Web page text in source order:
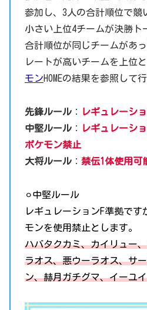
参加し、3人の合計順位で競
小さい上位4チームが決勝ト
合計順位が同じチームがあ
レートが高いチームを上位
モンHOMEの結果を参照して
先鋒ルール ：
レギュレーシ
中堅ルール ：
レギュレーシ
ポケモン禁止
大将ルール ： 禁伝1体使用可
⚪︎中堅ルール
レギュレーションF準拠で
モンを使用禁止とします。
ハバタクカミ、カイリュー
ラオス、悪ウーラオス、サ
ン、赫月ガチグマ、イーユ